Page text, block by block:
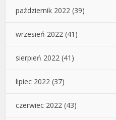
październik 2022 (39)
wrzesień 2022 (41)
sierpień 2022 (41)
lipiec 2022 (37)
czerwiec 2022 (43)